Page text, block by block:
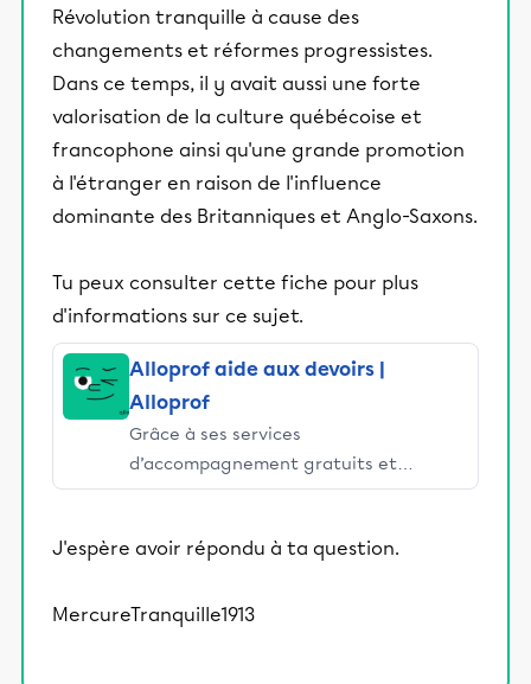
Révolution tranquille à cause des
changements et réformes progressistes.
Dans ce temps, il y avait aussi une forte
valorisation de la culture québécoise et
francophone ainsi qu'une grande promotion
à l'étranger en raison de l'influence
dominante des Britanniques et Anglo-Saxons.
Tu peux consulter cette fiche pour plus
d'informations sur ce sujet.
Alloprof aide aux devoirs |
Alloprof
Grâce à ses services
d’accompagnement gratuits et
stimulants, Alloprof engage les élèves
éducative.
J'espère avoir répondu à ta question.
MercureTranquille1913